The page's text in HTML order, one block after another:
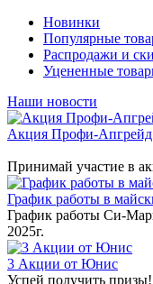
Новинки
Популярные
Распродажи и
Уцененные
Наши новости
Акция Профи-Апгрейд
Принимай участие в
График работы в
График работы Си-
2025г.
3 Акции от Юнис
Успей получить призы!